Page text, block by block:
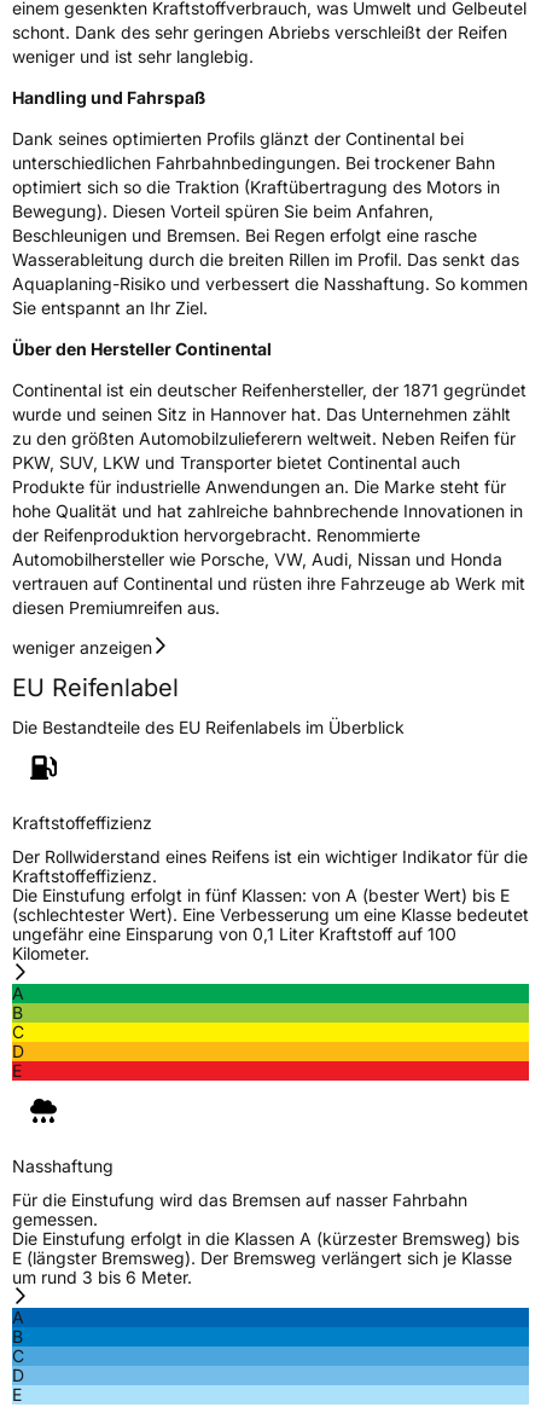
EisgripNein
Allgemeine Produktsicherheit (GPSR)
HerstellerkontaktContinental Reifen Deutschland GmbH
Continental-Plaza 1 30173 Hannover
Deutschland,
customerservice_tires@conti.de
einem gesenkten Kraftstoffverbrauch, was Umwelt und Gelbeutel
schont. Dank des sehr geringen Abriebs verschleißt der Reifen
weniger und ist sehr langlebig.
Handling und Fahrspaß
Dank seines optimierten Profils glänzt der Continental bei
unterschiedlichen Fahrbahnbedingungen. Bei trockener Bahn
optimiert sich so die Traktion (Kraftübertragung des Motors in
Bewegung). Diesen Vorteil spüren Sie beim Anfahren,
Beschleunigen und Bremsen. Bei Regen erfolgt eine rasche
Wasserableitung durch die breiten Rillen im Profil. Das senkt das
Aquaplaning-Risiko und verbessert die Nasshaftung. So kommen
Sie entspannt an Ihr Ziel.
Über den Hersteller Continental
Continental ist ein deutscher Reifenhersteller, der 1871 gegründet
wurde und seinen Sitz in Hannover hat. Das Unternehmen zählt
zu den größten Automobilzulieferern weltweit. Neben Reifen für
PKW, SUV, LKW und Transporter bietet Continental auch
Produkte für industrielle Anwendungen an. Die Marke steht für
hohe Qualität und hat zahlreiche bahnbrechende Innovationen in
der Reifenproduktion hervorgebracht. Renommierte
Automobilhersteller wie Porsche, VW, Audi, Nissan und Honda
vertrauen auf Continental und rüsten ihre Fahrzeuge ab Werk mit
diesen Premiumreifen aus.
weniger anzeigen
EU Reifenlabel
Die Bestandteile des EU Reifenlabels im Überblick
Kraftstoffeffizienz
Der Rollwiderstand eines Reifens ist ein wichtiger Indikator für die
Kraftstoffeffizienz.
Die Einstufung erfolgt in fünf Klassen: von A (bester Wert) bis E
(schlechtester Wert). Eine Verbesserung um eine Klasse bedeutet
ungefähr eine Einsparung von 0,1 Liter Kraftstoff auf 100
Kilometer.
A
B
C
D
E
Nasshaftung
Für die Einstufung wird das Bremsen auf nasser Fahrbahn
gemessen.
Die Einstufung erfolgt in die Klassen A (kürzester Bremsweg) bis
E (längster Bremsweg). Der Bremsweg verlängert sich je Klasse
um rund 3 bis 6 Meter.
A
B
C
D
E